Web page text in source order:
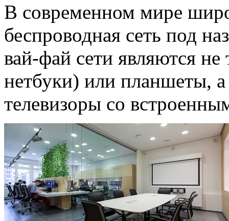
В современном мире
беспроводная сеть под
вай-фай сети являются
нетбуки) или планшеты,
телевизоры со